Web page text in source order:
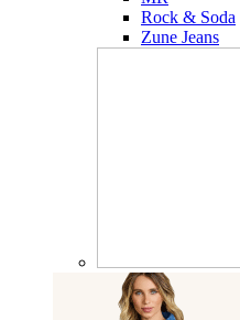
Rock & Soda
Zune Jeans